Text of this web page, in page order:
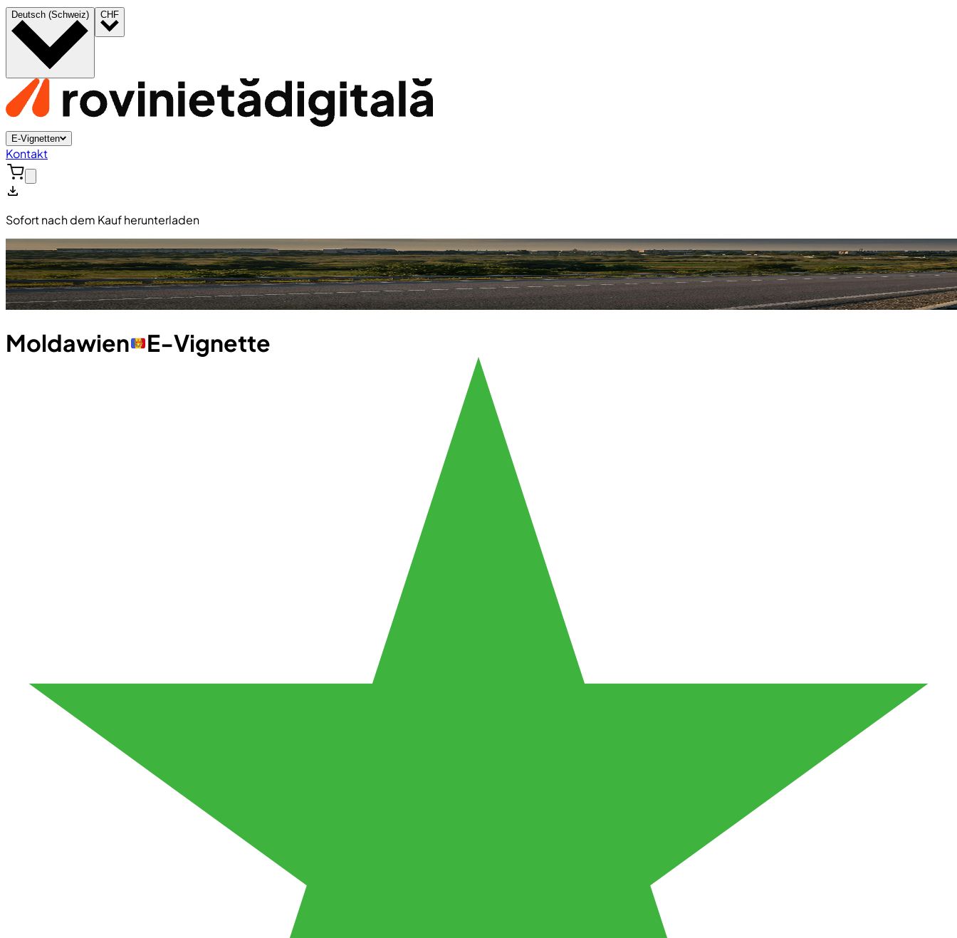
Deutsch (Schweiz) CHF
E-Vignetten
Kontakt
Sofort nach dem Kauf herunterladen
Moldawien E-Vignette